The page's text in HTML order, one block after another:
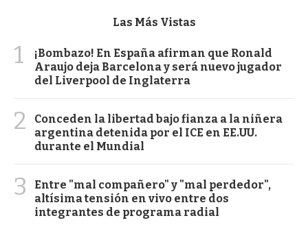
Las Más Vistas
1
¡Bombazo! En España afirman que Ronald
Araujo deja Barcelona y será nuevo jugador
del Liverpool de Inglaterra
2
Conceden la libertad bajo fianza a la niñera
argentina detenida por el ICE en EE.UU.
durante el Mundial
3
Entre "mal compañero" y "mal perdedor",
altísima tensión en vivo entre dos
integrantes de programa radial